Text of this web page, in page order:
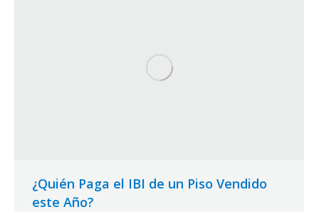
¿Quién Paga el IBI de un Piso Vendido
este Año?